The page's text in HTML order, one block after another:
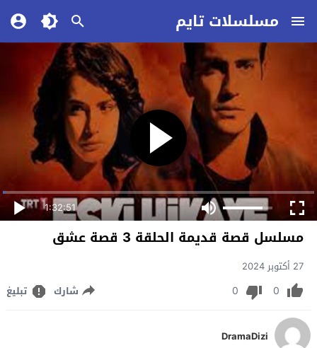
مسلسلات تايم
1:32:51
مسلسل قصة قديمة الحلقة 3 قصة عشق
27 أكتوبر 2024
0
0 شارك تبليغ
DramaDizi